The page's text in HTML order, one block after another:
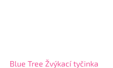
Blue Tree Žvýkací tyčinka